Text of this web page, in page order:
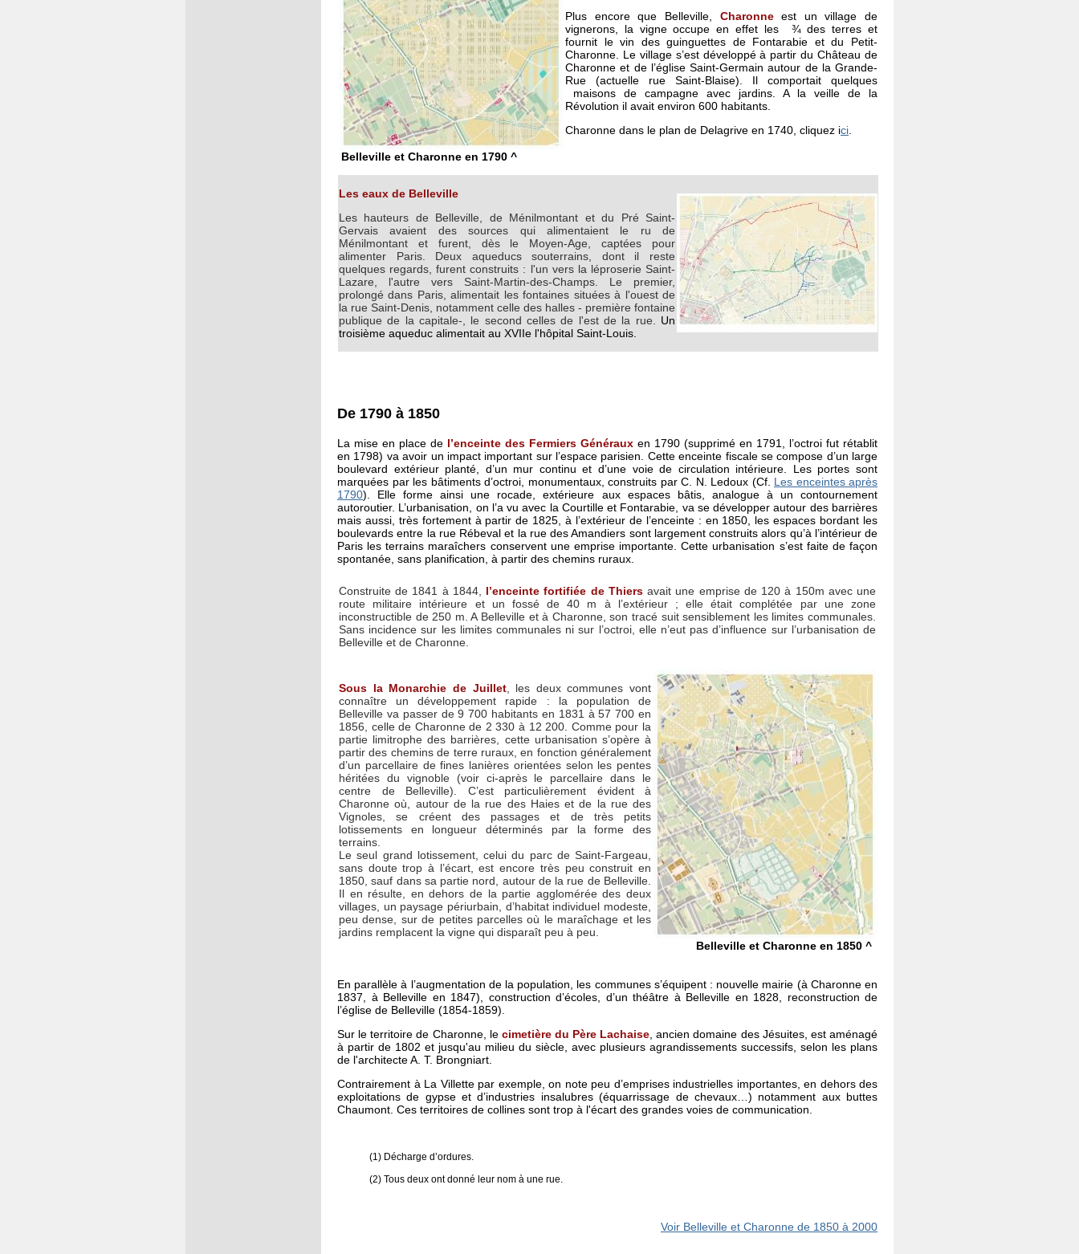
Belleville et Charonne en 1790 ^
Plus encore que Belleville, Charonneest un village de
vignerons, la vigne occupe en effet les ¾ des terres et
fournit le vin des guinguettes de Fontarabie et du Petit-
Charonne. Le village s’est développé à partir du Château de
Charonne et de l’église Saint-Germain autour de la Grande-
Rue (actuelle rue Saint-Blaise). Il comportait quelques
maisons de campagne avec jardins. A la veille de la
Révolution il avait environ 600 habitants.
Charonne dans le plan de Delagrive en 1740, cliquez ici
Les eaux de Belleville
Les hauteurs de Belleville, de Ménilmontant et du Pré Saint-
Gervais avaient des sources qui alimentaient le ru de
Ménilmontant et furent, dès le Moyen-Age, captées pour
alimenter Paris. Deux aqueducs souterrains, dont il reste
quelques regards, furent construits : l'un vers la léproserie Saint-
Lazare, l'autre vers Saint-Martin-des-Champs. Le premier,
prolongé dans Paris, alimentait les fontaines situées à l'ouest de
la rue Saint-Denis, notamment celle des halles - première fontaine
publique de la capitale-, le second celles de l'est de la rue. Un
troisième aqueduc alimentait au XVIIe l'hôpital Saint-Louis.
De 1790 à 1850
La mise en place de l’enceinte des Fermiers Généraux en 1790 (supprimé en 1791, l’octroi fut rétablit
en 1798) va avoir un impact important sur l’espace parisien. Cette enceinte fiscale se compose d’un large
boulevard extérieur planté, d’un mur continu et d’une voie de circulation intérieure. Les portes sont
marquées par les bâtiments d’octroi, monumentaux, construits par C. N. Ledoux (Cf. Les enceintes après
1790). Elle forme ainsi une rocade, extérieure aux espaces bâtis, analogue à un contournement
autoroutier. L’urbanisation, on l’a vu avec la Courtille et Fontarabie, va se développer autour des barrières
mais aussi, très fortement à partir de 1825, à l’extérieur de l’enceinte : en 1850, les espaces bordant les
boulevards entre la rue Rébeval et la rue des Amandiers sont largement construits alors qu’à l’intérieur de
Paris les terrains maraîchers conservent une emprise importante. Cette urbanisation s’est faite de façon
spontanée, sans planification, à partir des chemins ruraux.
Construite de 1841 à 1844, l’enceinte fortifiée de Thiersavait une emprise de 120 à 150m avec une
route militaire intérieure et un fossé de 40 m à l’extérieur ; elle était complétée par une zone
inconstructible de 250 m. A Belleville et à Charonne, son tracé suit sensiblement les limites communales.
Sans incidence sur les limites communales ni sur l’octroi, elle n’eut pas d’influence sur l’urbanisation de
Belleville et de Charonne.
Sous la Monarchie de Juillet, les deux communes vont
connaître un développement rapide : la population de
Belleville va passer de 9 700 habitants en 1831 à 57 700 en
1856, celle de Charonne de 2 330 à 12 200. Comme pour la
partie limitrophe des barrières, cette urbanisation s’opère à
partir des chemins de terre ruraux, en fonction généralement
d’un parcellaire de fines lanières orientées selon les pentes
héritées du vignoble (voir ci-après le parcellaire dans le
centre de Belleville). C’est particulièrement évident à
Charonne où, autour de la rue des Haies et de la rue des
Vignoles, se créent des passages et de très petits
lotissements en longueur déterminés par la forme des
terrains.
Le seul grand lotissement, celui du parc de Saint-Fargeau,
sans doute trop à l’écart, est encore très peu construit en
1850, sauf dans sa partie nord, autour de la rue de Belleville.
Il en résulte, en dehors de la partie agglomérée des deux
villages, un paysage périurbain, d’habitat individuel modeste,
peu dense, sur de petites parcelles où le maraîchage et les
jardins remplacent la vigne qui disparaît peu à peu.
Belleville et Charonne en 1850 ^
En parallèle à l’augmentation de la population, les communes s’équipent : nouvelle mairie (à Charonne en
1837, à Belleville en 1847), construction d’écoles, d’un théâtre à Belleville en 1828, reconstruction de
l’église de Belleville (1854-1859).
Sur le territoire de Charonne, le cimetière du Père Lachaise , ancien domaine des Jésuites, est aménagé
à partir de 1802 et jusqu'au milieu du siècle, avec plusieurs agrandissements successifs, selon les plans
de l'architecte A. T. Brongniart.
Contrairement à La Villette par exemple, on note peu d’emprises industrielles importantes, en dehors des
exploitations de gypse et d’industries insalubres (équarrissage de chevaux…) notamment aux buttes
Chaumont. Ces territoires de collines sont trop à l'écart des grandes voies de communication.
(1) Décharge d’ordures.
(2) Tous deux ont donné leur nom à une rue.
Voir Belleville et Charonne de 1850 à 2000